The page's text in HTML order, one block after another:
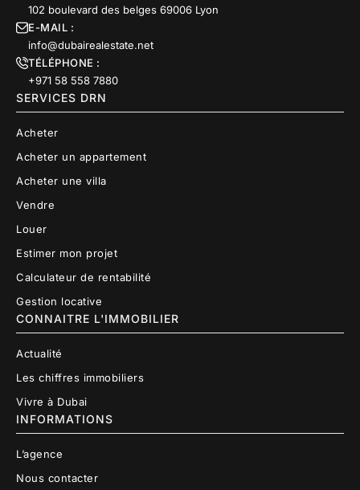
102 boulevard des belges 69006 Lyon
E-MAIL :
info@dubairealestate.net
TÉLÉPHONE :
+971 58 558 7880
SERVICES DRN
Acheter
Acheter un appartement
Acheter une villa
Vendre
Louer
Estimer mon projet
Calculateur de rentabilité
Gestion locative
CONNAITRE L'IMMOBILIER
Actualité
Les chiffres immobiliers
Vivre à Dubai
INFORMATIONS
L’agence
Nous contacter